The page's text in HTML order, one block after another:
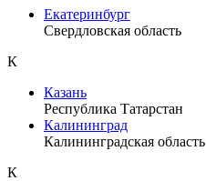
Екатеринбург
Свердловская область
К
Казань
Республика Татарстан
Калининград
Калининградская область
К